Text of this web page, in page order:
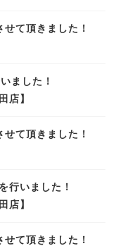
せて頂きました！
ました！
店】
せて頂きました！
行いました！
店】
せて頂きました！